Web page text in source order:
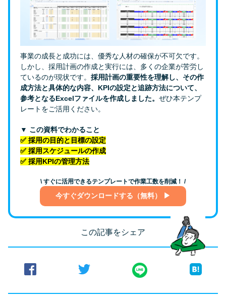
事業の成長と成功には、優秀な人材の確保が不可欠です。
しかし、採用計画の作成と実行には、多くの企業が苦労し
ているのが現状です。 採用計画の重要性を理解し、その作
成方法と具体的な内容、KPIの設定と追跡方法について、
参考となるExcelファイルを作成しました。 ぜひ本テンプ
レートをご活用ください。
▼ この資料でわかること
✅ 採用の目的と目標の設定
✅ 採用スケジュールの作成
✅ 採用KPIの管理方法
\ すぐに活用できるテンプレートで作業工数を削減！ /
今すぐダウンロードする（無料） ▶
この記事をシェア